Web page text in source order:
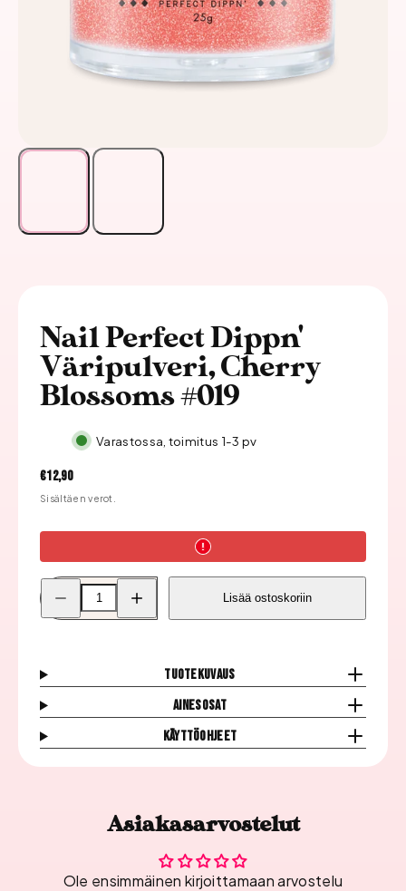
Nail Perfect Dippn'
Väripulveri, Cherry
Blossoms #019
Varastossa, toimitus 1-3 pv
Hinta
€12,90
Sisältäen verot.
Pienennä
Nail
Perfect
Nail
Perfect
Blossoms
Lisää ostoskoriin
Tuotekuvaus
Ainesosat
Käyttöohjeet
Asiakasarvostelut
Ole ensimmäinen kirjoittamaan arvostelu